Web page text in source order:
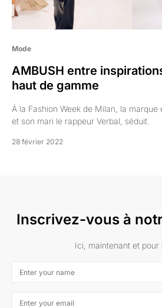
Mode
AMBUSH entre
haut de gamme
À la Fashion Week de Milan, la marque
et son mari le rappeur Verbal, séduit.
28 février 2022
Inscrivez-vous à
Ici, maintenant et pour